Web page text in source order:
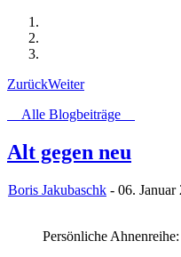
ZurückWeiter
Alle Blogbeiträge
Alt gegen neu
Boris Jakubaschk - 06. Januar
Persönliche